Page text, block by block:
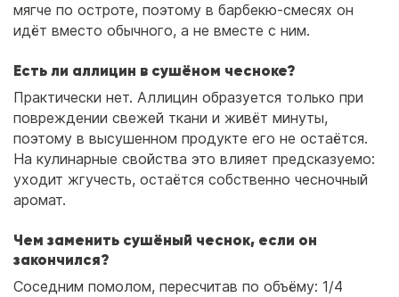
мягче по остроте, поэтому в барбекю-смесях он
идёт вместо обычного, а не вместе с ним.
Есть ли аллицин в сушёном чесноке?
Практически нет. Аллицин образуется только при
повреждении свежей ткани и живёт минуты,
поэтому в высушенном продукте его не остаётся.
На кулинарные свойства это влияет предсказуемо:
уходит жгучесть, остаётся собственно чесночный
аромат.
Чем заменить сушёный чеснок, если он
закончился?
Соседним помолом, пересчитав по объёму: 1/4